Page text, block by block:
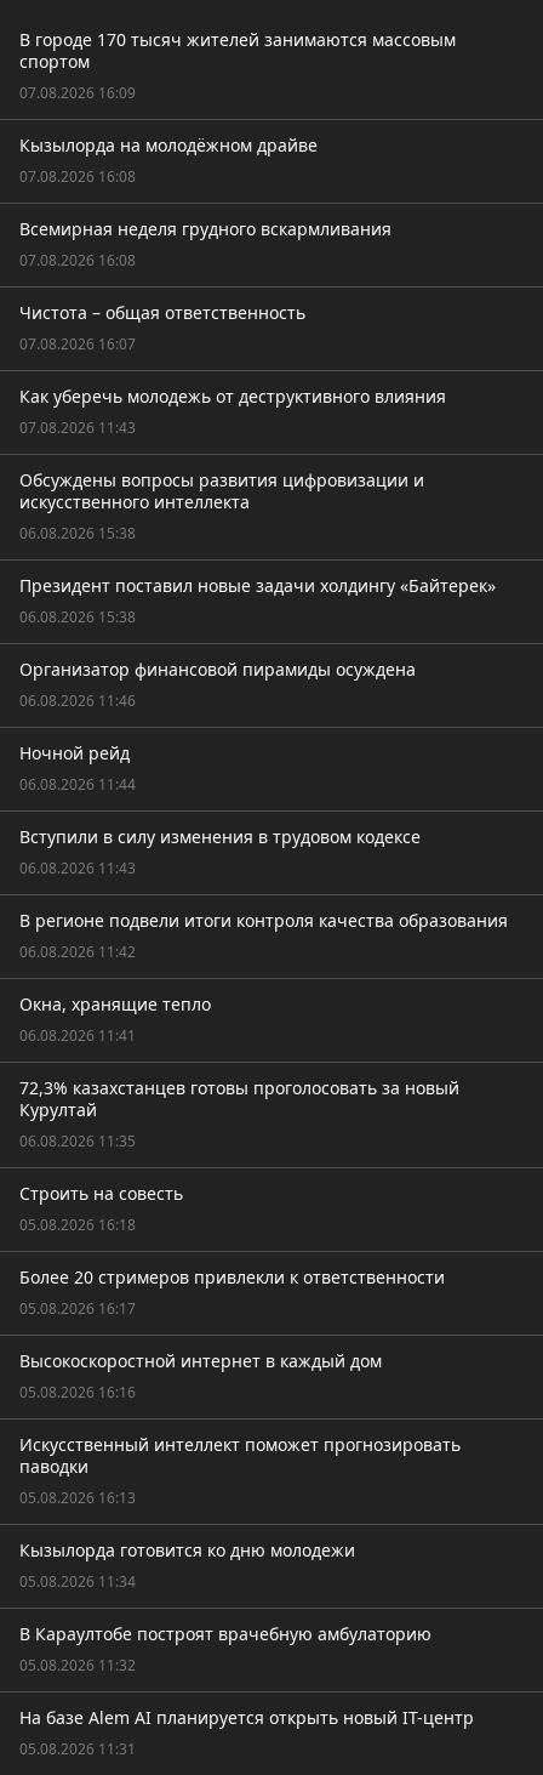
В городе 170 тысяч жителей занимаются массовым
спортом
07.08.2026 16:09
Кызылорда на молодёжном драйве
07.08.2026 16:08
Всемирная неделя грудного вскармливания
07.08.2026 16:08
Чистота – общая ответственность
07.08.2026 16:07
Как уберечь молодежь от деструктивного влияния
07.08.2026 11:43
Обсуждены вопросы развития цифровизации и
искусственного интеллекта
06.08.2026 15:38
Президент поставил новые задачи холдингу «Байтерек»
06.08.2026 15:38
Организатор финансовой пирамиды осуждена
06.08.2026 11:46
Ночной рейд
06.08.2026 11:44
Вступили в силу изменения в трудовом кодексе
06.08.2026 11:43
В регионе подвели итоги контроля качества образования
06.08.2026 11:42
Окна, хранящие тепло
06.08.2026 11:41
72,3% казахстанцев готовы проголосовать за новый
Курултай
06.08.2026 11:35
Строить на совесть
05.08.2026 16:18
Более 20 стримеров привлекли к ответственности
05.08.2026 16:17
Высокоскоростной интернет в каждый дом
05.08.2026 16:16
Искусственный интеллект поможет прогнозировать
паводки
05.08.2026 16:13
Кызылорда готовится ко дню молодежи
05.08.2026 11:34
В Караултобе построят врачебную амбулаторию
05.08.2026 11:32
На базе Alem AI планируется открыть новый IT-центр
05.08.2026 11:31